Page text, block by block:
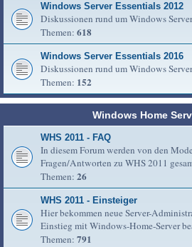
Windows Server Essentials 2012
Diskussionen rund um Windows
Themen: 618
Windows Server Essentials 2016
Diskussionen rund um Windows
Themen: 152
Windows Home
WHS 2011 - FAQ
In diesem Forum werden von den
Fragen/Antworten zu WHS 2011
Themen: 26
WHS 2011 - Einsteiger
Hier bekommen neue Server-
Einstieg mit Windows-Home-Server
Themen: 791